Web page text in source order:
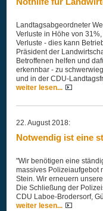
Landtagsabgeordneter
Verluste in Höhe von
Verluste - dies kann
Präsident der
Betroffenen helfen und
erkennbar - zu
und in der CDU-
weiter lesen...
22. August 2018:
Notwendig ist eine
"Wir benötigen eine
massives Polizeiaufgebot
Stein. Wir erneuern
Die Schließung der
CDU Laboe-Brodersorf,
weiter lesen...